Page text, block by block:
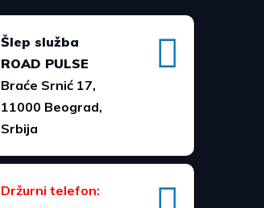
Šlep služba
ROAD PULSE
Braće Srnić 17,
11000 Beograd,
Srbija
Držurni telefon: